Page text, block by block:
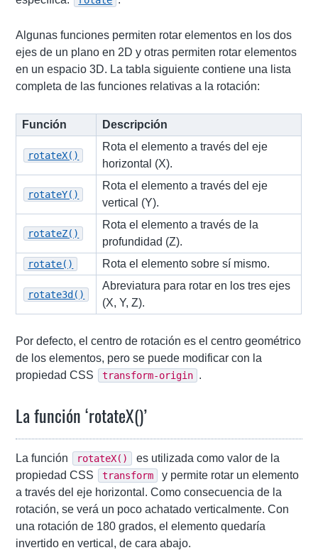
Algunas funciones permiten rotar elementos en los dos
ejes de un plano en 2D y otras permiten rotar elementos
en un espacio 3D. La tabla siguiente contiene una lista
completa de las funciones relativas a la rotación:
Función Descripción
rotateX()
Rota el elemento a través del eje
horizontal (X).
rotateY()
Rota el elemento a través del eje
vertical (Y).
rotateZ()
Rota el elemento a través de la
profundidad (Z).
rotate() Rota el elemento sobre sí mismo.
rotate3d()
Abreviatura para rotar en los tres ejes
(X, Y, Z).
Por defecto, el centro de rotación es el centro geométrico
de los elementos, pero se puede modificar con la
propiedad CSS
transform-origin .
La función ‘rotateX()’
La función rotateX()
es utilizada como valor de la
propiedad CSS
transform
y permite rotar un elemento
a través del eje horizontal. Como consecuencia de la
rotación, se verá un poco achatado verticalmente. Con
una rotación de 180 grados, el elemento quedaría
invertido en vertical, de cara abajo.